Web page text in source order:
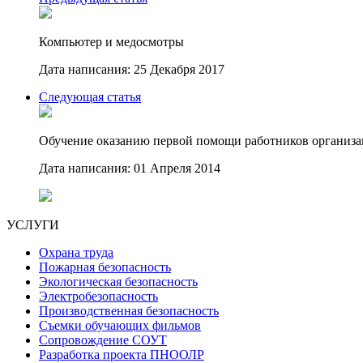
Компьютер и медосмотры
Дата написания: 25 Декабря 2017
Следующая статья
Обучение оказанию первой помощи работников
Дата написания: 01 Апреля 2014
УСЛУГИ
Охрана труда
Пожарная безопасность
Экологическая безопасность
Электробезопасность
Производственная безопасность
Съемки обучающих фильмов
Сопровождение СОУТ
Разработка проекта ПНООЛР